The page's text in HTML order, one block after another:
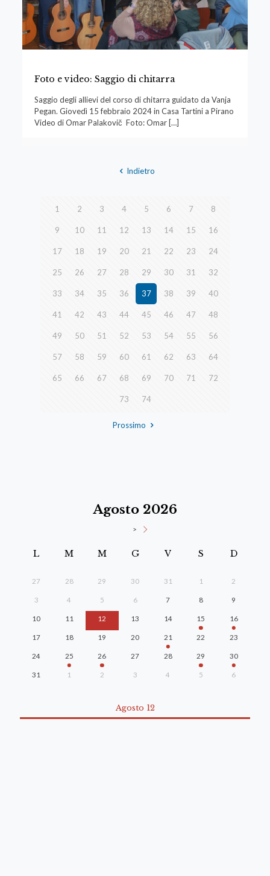
Foto e video: Saggio di chitarra
Saggio degli allievi del corso di chitarra guidato da Vanja
Pegan. Giovedì 15 febbraio 2024 in Casa Tartini a Pirano
Video di Omar Palakovič Foto: Omar[…]
Indietro
1 2 3 4 5 6 7 8
9 10 11 12 13 14 15 16
17 18 19 20 21 22 23 24
25 26 27 28 29 30 31 32
33 34 35 36 37 38 39 40
41 42 43 44 45 46 47 48
49 50 51 52 53 54 55 56
57 58 59 60 61 62 63 64
65 66 67 68 69 70 71 72
73 74
Prossimo
Agosto 2026
>
L M M G V S D
27 28 29 30 31 1 2
3 4 5 6 7 8 9
10 11 12 13 14 15 16
17 18 19 20 21 22 23
24 25 26 27 28 29 30
31 1 2 3 4 5 6
Agosto 12